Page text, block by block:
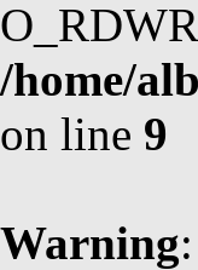
/home/
on line 9
Warning